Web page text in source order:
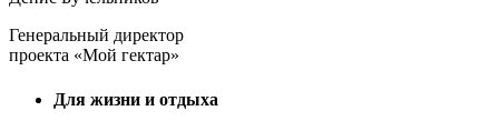
Генеральный директор
проекта «Мой гектар»
Для жизни и отдыха